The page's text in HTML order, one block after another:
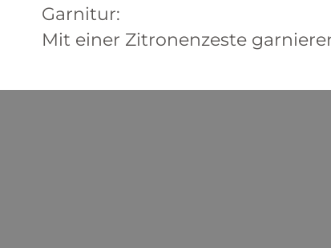
Garnitur:
Mit einer Zitronenzeste